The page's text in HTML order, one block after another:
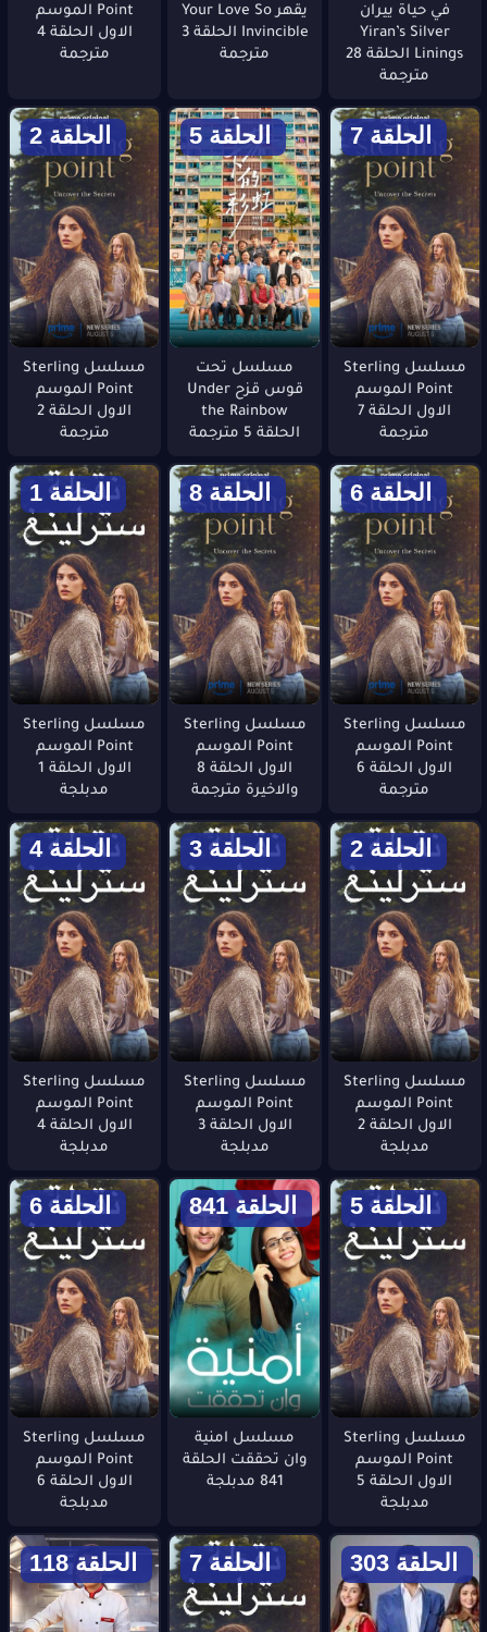
في حياة ييران
Yiran’s Silver
Linings الحلقة 28
مترجمة
يقهر Your Love So
Invincible الحلقة 3
مترجمة
Point الموسم
الاول الحلقة 4
مترجمة
الحلقة 7
مسلسل Sterling
Point الموسم
الاول الحلقة 7
مترجمة
الحلقة 5
مسلسل تحت
قوس قزح Under
the Rainbow
الحلقة 5 مترجمة
الحلقة 2
مسلسل Sterling
Point الموسم
الاول الحلقة 2
مترجمة
الحلقة 6
مسلسل Sterling
Point الموسم
الاول الحلقة 6
مترجمة
الحلقة 8
مسلسل Sterling
Point الموسم
الاول الحلقة 8
والاخيرة مترجمة
الحلقة 1
مسلسل Sterling
Point الموسم
الاول الحلقة 1
مدبلجة
الحلقة 2
مسلسل Sterling
Point الموسم
الاول الحلقة 2
مدبلجة
الحلقة 3
مسلسل Sterling
Point الموسم
الاول الحلقة 3
مدبلجة
الحلقة 4
مسلسل Sterling
Point الموسم
الاول الحلقة 4
مدبلجة
الحلقة 5
مسلسل Sterling
Point الموسم
الاول الحلقة 5
مدبلجة
الحلقة 841
مسلسل امنية
وان تحققت الحلقة
841 مدبلجة
الحلقة 6
مسلسل Sterling
Point الموسم
الاول الحلقة 6
مدبلجة
الحلقة 303 الحلقة 7 الحلقة 118